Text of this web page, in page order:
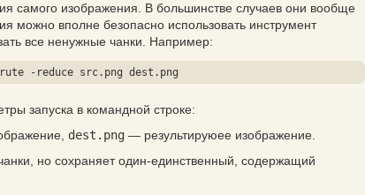
самого изображения. В большинстве случаев они вообще
можно вполне безопасно использовать инструмент
все ненужные чанки. Например:
-reduce src.png dest.png
запуска в командной строке:
dest.png — результируюее изображение.
но сохраняет один-единственный, содержащий